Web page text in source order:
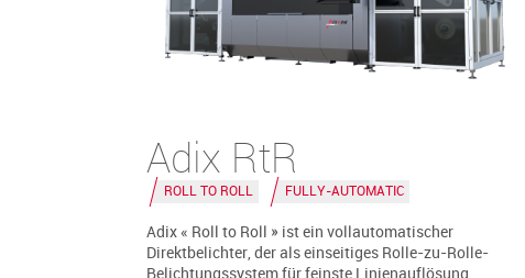
Adix RtR
ROLL TO ROLL FULLY-AUTOMATIC
Adix « Roll to Roll » ist ein vollautomatischer
Direktbelichter, der als einseitiges Rolle-zu-Rolle-
Belichtungssystem für feinste Linienauflösung,